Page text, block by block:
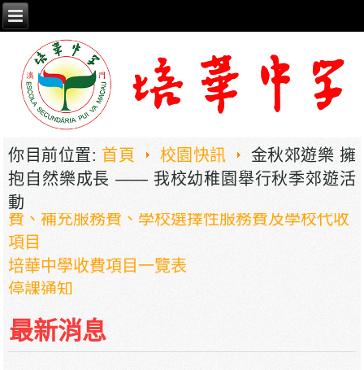
你目前位置: 首頁 校園快訊
金秋郊遊樂 擁
抱自然樂成長 —— 我校幼稚園舉行秋季郊遊活
動
2026年职业教育国家教学成果奖申报——《普职
相融，技教生香——澳门三融六通九评教育模式
建构》
培華中學2024-2025學年報名費、註冊費、學
費、補充服務費、學校選擇性服務費及學校代收
項目
培華中學收費項目一覽表
停課通知
最新消息